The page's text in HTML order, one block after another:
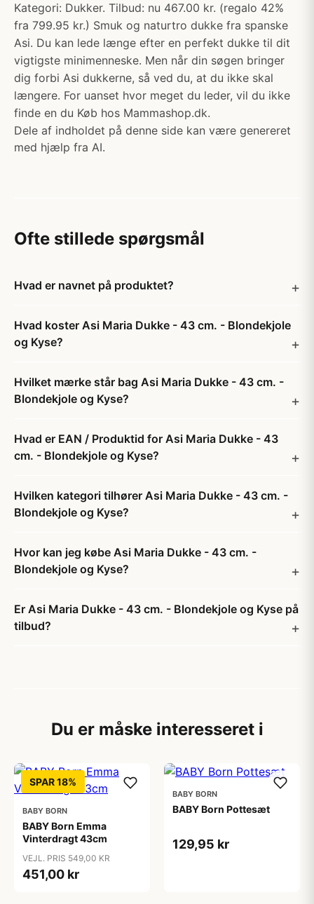
Kategori: Dukker. Tilbud: nu 467.00 kr. (regalo 42%
fra 799.95 kr.) Smuk og naturtro dukke fra spanske
Asi. Du kan lede længe efter en perfekt dukke til dit
vigtigste minimenneske. Men når din søgen bringer
dig forbi Asi dukkerne, så ved du, at du ikke skal
længere. For uanset hvor meget du leder, vil du ikke
finde en du Køb hos Mammashop.dk.
Dele af indholdet på denne side kan være genereret
med hjælp fra AI.
Ofte stillede spørgsmål
Hvad er navnet på produktet?
Hvad koster Asi Maria Dukke - 43 cm. - Blondekjole
og Kyse?
Hvilket mærke står bag Asi Maria Dukke - 43 cm. -
Blondekjole og Kyse?
Hvad er EAN / Produktid for Asi Maria Dukke - 43
cm. - Blondekjole og Kyse?
Hvilken kategori tilhører Asi Maria Dukke - 43 cm. -
Blondekjole og Kyse?
Hvor kan jeg købe Asi Maria Dukke - 43 cm. -
Blondekjole og Kyse?
Er Asi Maria Dukke - 43 cm. - Blondekjole og Kyse på
tilbud?
Du er måske interesseret i
SPAR 18%
BABY BORN
BABY Born Emma
Vinterdragt 43cm
VEJL. PRIS 549,00 KR
451,00 kr
BABY BORN
BABY Born Pottesæt
129,95 kr